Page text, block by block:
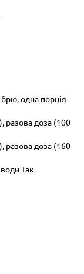
одна порція
разова доза (100
разова доза (160
Так